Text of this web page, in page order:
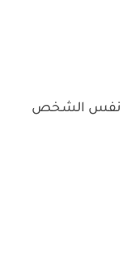
– نفس الشخص